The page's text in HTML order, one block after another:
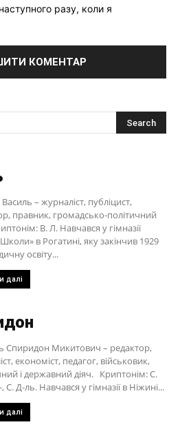
разу, коли я
– журналіст, публіцист,
правник, громадсько-політичний
В. Л. Навчався у гімназії
Школи» в Рогатині, яку закінчив 1929
освіту...
далі
Спиридон Микитович – редактор,
економіст, педагог, військовик,
і державний діяч. Криптонім: С.
С. Д-ль. Навчався у гімназії в Ніжині...
далі